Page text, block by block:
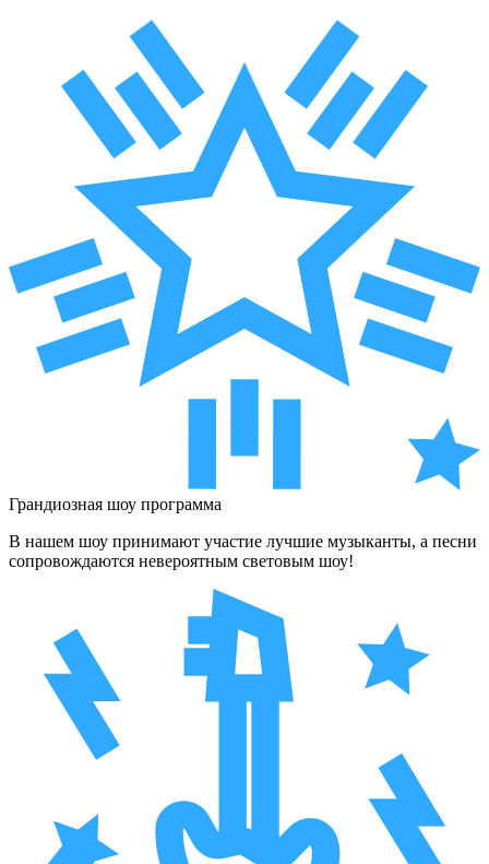
Грандиозная шоу программа
В нашем шоу принимают участие лучшие музыканты, а песни
сопровождаются невероятным световым шоу!